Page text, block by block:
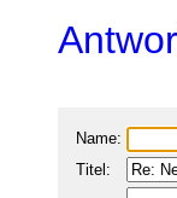
Name:
Titel: